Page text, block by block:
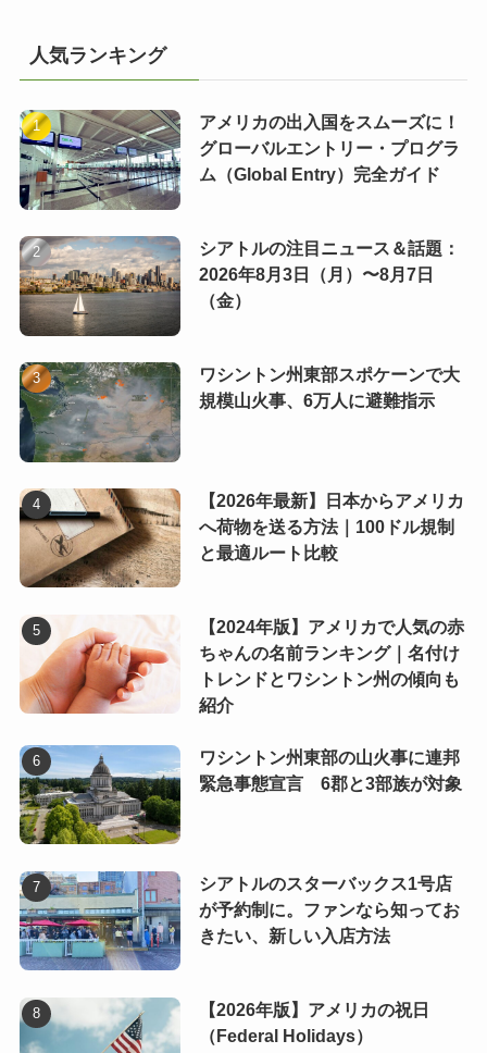
人気ランキング
アメリカの出入国をスムーズに！
グローバルエントリー・プログラ
ム（Global Entry）完全ガイド
シアトルの注目ニュース＆話題：
2026年8月3日（月）〜8月7日
（金）
ワシントン州東部スポケーンで大
規模山火事、6万人に避難指示
【2026年最新】日本からアメリカ
へ荷物を送る方法｜100ドル規制
と最適ルート比較
【2024年版】アメリカで人気の赤
ちゃんの名前ランキング｜名付け
トレンドとワシントン州の傾向も
紹介
ワシントン州東部の山火事に連邦
緊急事態宣言 6郡と3部族が対象
シアトルのスターバックス1号店
が予約制に。ファンなら知ってお
きたい、新しい入店方法
【2026年版】アメリカの祝日
（Federal Holidays）